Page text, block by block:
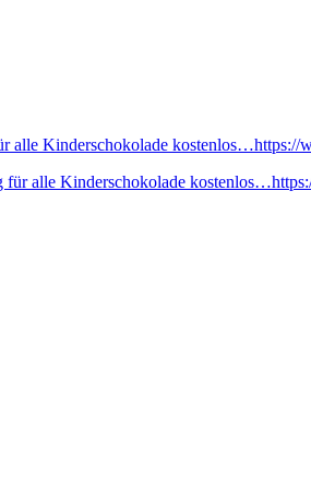
alle Kinderschokolade
für alle Kinderschokolade